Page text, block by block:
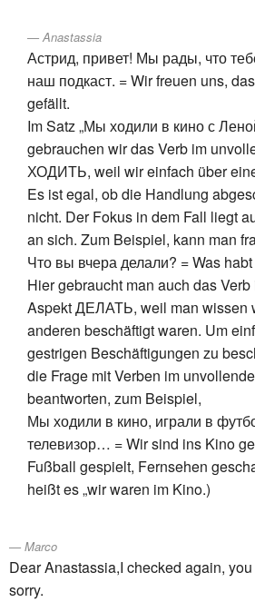
Anastassia
Астрид, привет! Мы рады, что
наш подкаст. = Wir freuen uns,
gefällt.
Im Satz „Мы ходили в кино с
gebrauchen wir das Verb im
ХОДИТЬ, weil wir einfach über
Es ist egal, ob die Handlung
nicht. Der Fokus in dem Fall liegt
an sich. Zum Beispiel, kann man
Что вы вчера делали? = Was
Hier gebraucht man auch das
Aspekt ДЕЛАТЬ, weil man wissen
anderen beschäftigt waren. Um
gestrigen Beschäftigungen zu
die Frage mit Verben im
beantworten, zum Beispiel,
Мы ходили в кино, играли в
телевизор… = Wir sind ins Kino
Fußball gespielt, Fernsehen
heißt es „wir waren im Kino.)
Marco
Dear Anastassia,I checked again,
sorry.